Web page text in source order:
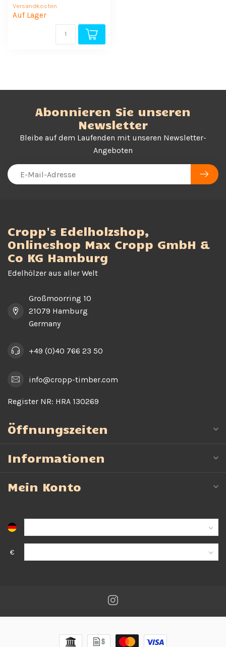
Versandkosten
Auf Lager
Abonnieren Sie unseren
Newsletter
Bleibe auf dem Laufenden mit unseren Newsletter-
Angeboten
Cropp's Edelholzshop,
Onlineshop Max Cropp GmbH &
Co KG Hamburg
Edelhölzer aus aller Welt
Großmoorring 10
21079 Hamburg
Germany
+49 (0)40 766 23 50
info@cropp-timber.com
Register NR: HRA 130269
Öffnungszeiten
Informationen
Mein Konto
€